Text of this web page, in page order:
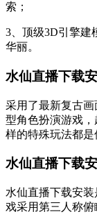
索；
3、顶级3D引擎建
华丽。
水仙直播下载
采用了最新复古
型角色扮演游戏
样的特殊玩法都是
水仙直播下载
水仙直播下载安
戏采用第三人称